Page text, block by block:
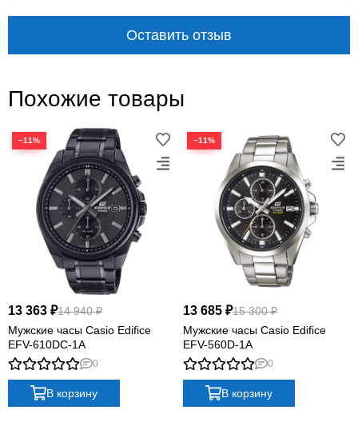
Оставить отзыв
Похожие товары
−11%
13 363 ₽14 940 ₽
Мужские часы Casio Edifice
EFV-610DC-1A
0
В корзину
−11%
13 685 ₽15 300 ₽
Мужские часы Casio Edifice
EFV-560D-1A
0
В корзину